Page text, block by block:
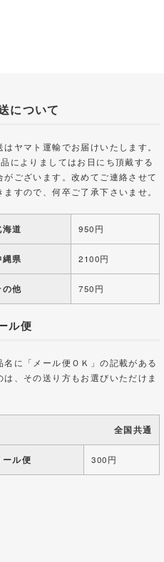
について
はヤマト運輸でお届けいたします。
によりましてはお日にち頂戴する
がございます。改めてご連絡させて
ますので、何卒ご了承下さいませ。
海道 950円
縄県 2100円
の他 750円
ル便
名に「メール便ＯＫ」の記載がある
は、その送り方もお選びいただけま
全国共通
ール便 300円